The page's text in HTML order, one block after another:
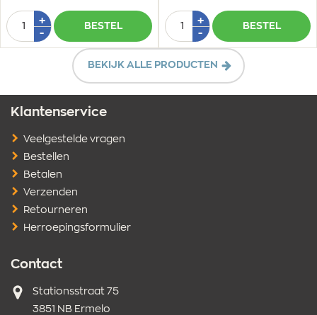
Aantal
+Plus
-Min
1
BESTEL
Aantal
+Plus
-Min
1
BESTEL
BEKIJK ALLE PRODUCTEN
Klantenservice
Veelgestelde vragen
Bestellen
Betalen
Verzenden
Retourneren
Herroepingsformulier
Contact
Adres
Stationsstraat 75
3851 NB Ermelo